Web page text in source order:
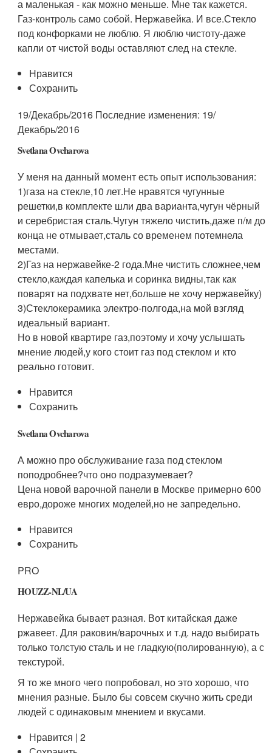
а маленькая - как можно меньше. Мне так кажется.
Газ-контроль само собой. Нержавейка. И все.Стекло
под конфорками не люблю. Я люблю чистоту-даже
капли от чистой воды оставляют след на стекле.
Нравится
Сохранить
19/Декабрь/2016 Последние изменения: 19/
Декабрь/2016
Svetlana Ovcharova
У меня на данный момент есть опыт использования:
1)газа на стекле,10 лет.Не нравятся чугунные
решетки,в комплекте шли два варианта,чугун чёрный
и серебристая сталь.Чугун тяжело чистить,даже п/м до
конца не отмывает,сталь со временем потемнела
местами.
2)Газ на нержавейке-2 года.Мне чистить сложнее,чем
стекло,каждая капелька и соринка видны,так как
поварят на подхвате нет,больше не хочу нержавейку)
3)Стеклокерамика электро-полгода,на мой взгляд
идеальный вариант.
Но в новой квартире газ,поэтому и хочу услышать
мнение людей,у кого стоит газ под стеклом и кто
реально готовит.
Нравится
Сохранить
Svetlana Ovcharova
А можно про обслуживание газа под стеклом
поподробнее?что оно подразумевает?
Цена новой варочной панели в Москве примерно 600
евро,дороже многих моделей,но не запредельно.
Нравится
Сохранить
PRO
HOUZZ-NL/UA
Нержавейка бывает разная. Вот китайская даже
ржавеет. Для раковин/варочных и т.д. надо выбирать
только толстую сталь и не гладкую(полированную), а с
текстурой.
Я то же много чего попробовал, но это хорошо, что
мнения разные. Было бы совсем скучно жить среди
людей с одинаковым мнением и вкусами.
Нравится | 2